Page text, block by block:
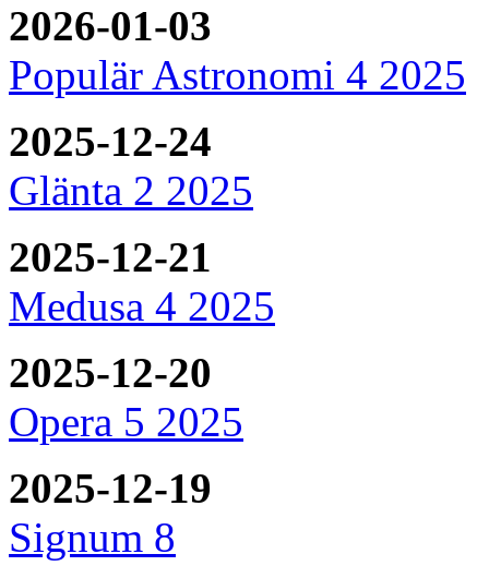
2026-01-03
Populär Astronomi 4 2025
2025-12-24
Glänta 2 2025
2025-12-21
Medusa 4 2025
2025-12-20
Opera 5 2025
2025-12-19
Signum 8